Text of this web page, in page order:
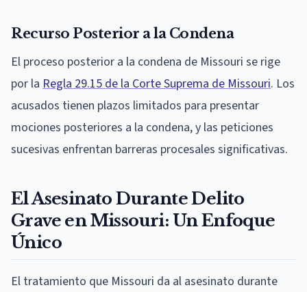
Recurso Posterior a la Condena
El proceso posterior a la condena de Missouri se rige
por la Regla 29.15 de la Corte Suprema de Missouri. Los
acusados tienen plazos limitados para presentar
mociones posteriores a la condena, y las peticiones
sucesivas enfrentan barreras procesales significativas.
El Asesinato Durante Delito
Grave en Missouri: Un Enfoque
Único
El tratamiento que Missouri da al asesinato durante